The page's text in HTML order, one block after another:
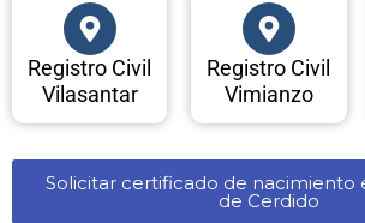
Registro Civil
Vilasantar
Registro Civil
Vimianzo
Solicitar certificado de nacimiento
de Cerdido​